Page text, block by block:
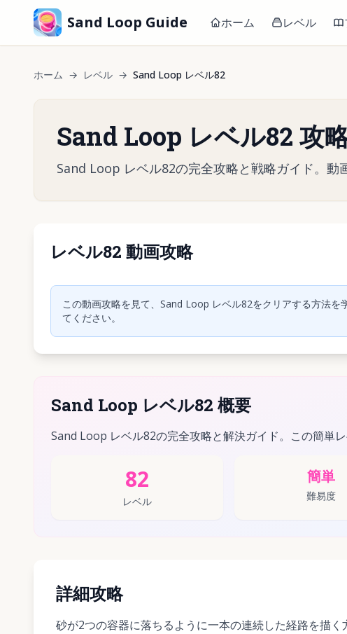
Sand Loop Guide ホーム レベル
ホーム → レベル → Sand Loop レベル82
Sand Loop レベル82 攻
Sand Loop レベル82の完全攻略と戦略ガイド。動
レベル82 動画攻略
この動画攻略を見て、Sand Loop レベル82をクリアする方法
てください。
Sand Loop レベル82 概要
Sand Loop レベル82の完全攻略と解決ガイド。この簡単
82
レベル
簡単
難易度
詳細攻略
砂が2つの容器に落ちるように一本の連続した経路を描